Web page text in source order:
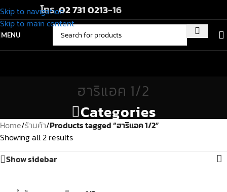
Skip to navigation
Skip to main content
โทร.02 731 0213-16
MENU
ฮาริแอค 1/2
Categories
Home/ร้านค้า/Products tagged “ฮาริแอค 1/2”
Showing all 2 results
Show sidebar